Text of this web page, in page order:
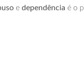
e dependência é o